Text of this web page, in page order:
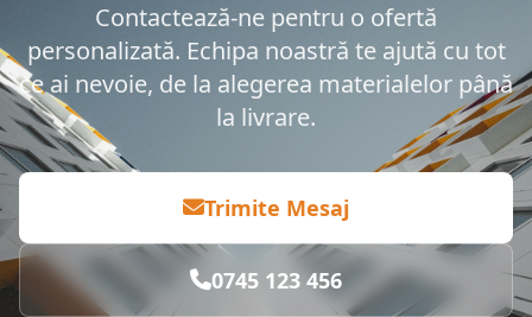
Contactează-ne pentru o ofertă
personalizată. Echipa noastră te ajută cu tot
ce ai nevoie, de la alegerea materialelor până
la livrare.
Trimite Mesaj
0745 123 456